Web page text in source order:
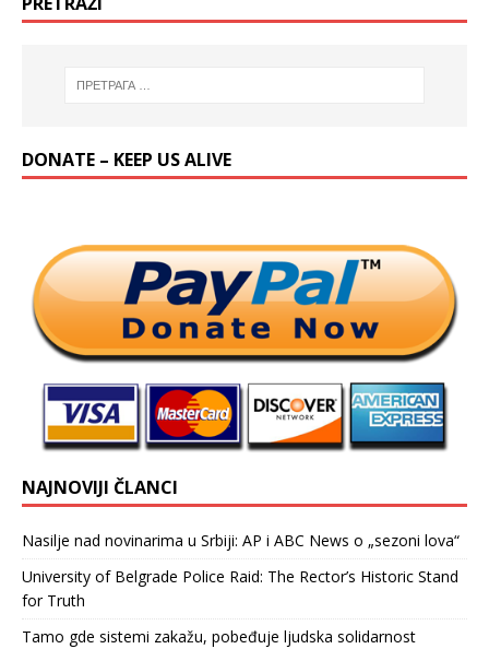
DONATE – KEEP US ALIVE
NAJNOVIJI ČLANCI
Nasilje nad novinarima u Srbiji: AP i ABC News o „sezoni lova“
University of Belgrade Police Raid: The Rector’s Historic Stand
for Truth
Tamo gde sistemi zakažu, pobeđuje ljudska solidarnost